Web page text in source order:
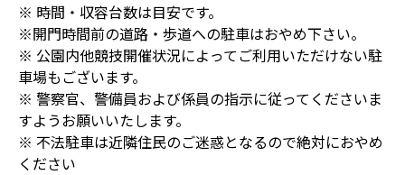
※ 時間・収容台数は目安です。
※開門時間前の道路・歩道への駐車はおやめ下さい。
※ 公園内他競技開催状況によってご利用いただけない駐
車場もございます。
※ 警察官、警備員および係員の指示に従ってくださいま
すようお願いいたします。
※ 不法駐車は近隣住民のご迷惑となるので絶対におやめ
ください